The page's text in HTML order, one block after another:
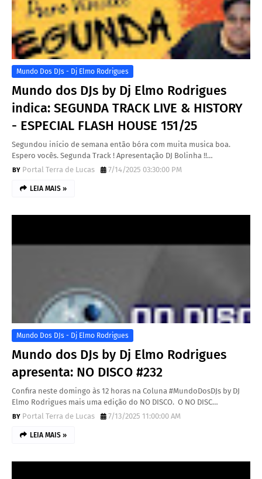
Mundo Dos DJs - Dj Elmo Rodrigues
Mundo dos DJs by Dj Elmo Rodrigues
indica: SEGUNDA TRACK LIVE & HISTORY
- ESPECIAL FLASH HOUSE 151/25
Segundou início de semana então bóra com muita musica boa.
Espero vocês. Segunda Track ! Apresentação DJ Bolinha !!…
Portal Terra de Lucas
7/14/2025 03:30:00 PM
LEIA MAIS »
Mundo Dos DJs - Dj Elmo Rodrigues
Mundo dos DJs by Dj Elmo Rodrigues
apresenta: NO DISCO #232
Confira neste domingo às 12 horas na Coluna #MundoDosDJs by DJ
Elmo Rodrigues mais uma edição do NO DISCO. O NO DISC…
Portal Terra de Lucas
7/13/2025 11:00:00 AM
LEIA MAIS »